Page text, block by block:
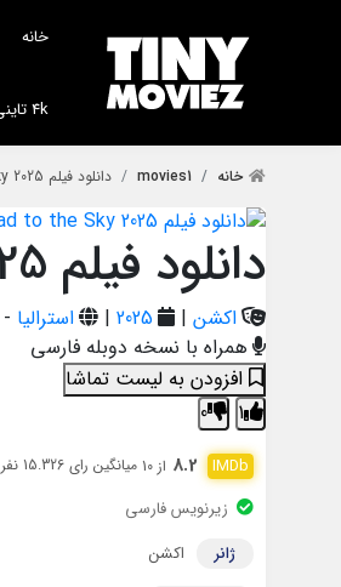
خانه
4k تاینی موویز
خانه movies1 دانلود فیلم Ice Road 2: Road to the Sky 2025
دانلود فیلم Ice Road 2: Road to the Sky 2025
اکشن |
2025
| استرالیا -
همراه با نسخه دوبله فارسی
افزودن به لیست تماشا
1
0
8.2 از 10 میانگین رای 15.326 نفر
زیرنویس فارسی
ژانر
اکشن